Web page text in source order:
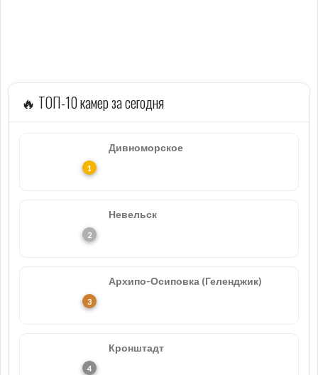
🔥 ТОП-10 камер за сегодня
Дивноморское
Невельск
Архипо-Осиповка (Геленджик)
Кронштадт